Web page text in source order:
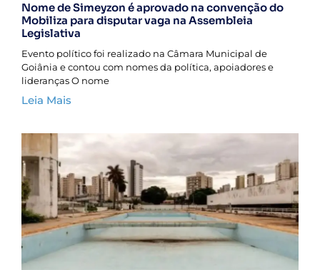
Nome de Simeyzon é aprovado na convenção do
Mobiliza para disputar vaga na Assembleia
Legislativa
Evento político foi realizado na Câmara Municipal de
Goiânia e contou com nomes da política, apoiadores e
lideranças O nome
Leia Mais